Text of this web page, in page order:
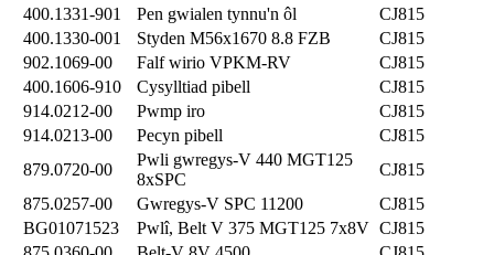
400.1331-901
Pen gwialen tynnu'n ôl
CJ815
400.1330-001
Styden M56x1670 8.8 FZB
CJ815
902.1069-00
Falf wirio VPKM-RV
CJ815
400.1606-910
Cysylltiad pibell
CJ815
914.0212-00
Pwmp iro
CJ815
914.0213-00
Pecyn pibell
CJ815
879.0720-00
Pwli gwregys-V 440 MGT125
8xSPC
CJ815
875.0257-00
Gwregys-V SPC 11200
CJ815
BG01071523
Pwlî, Belt V 375 MGT125 7x8V CJ815